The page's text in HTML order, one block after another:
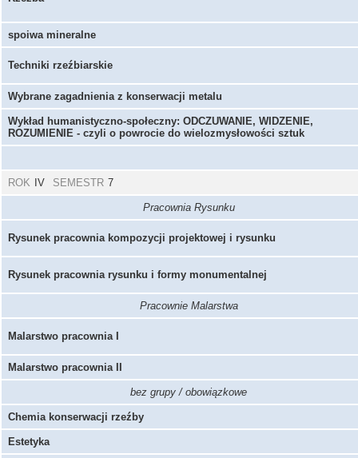
spoiwa mineralne
Techniki rzeźbiarskie
Wybrane zagadnienia z konserwacji metalu
Wykład humanistyczno-społeczny: ODCZUWANIE, WIDZENIE,
ROZUMIENIE - czyli o powrocie do wielozmysłowości sztuk
ROK IV SEMESTR 7
Pracownia Rysunku
Rysunek pracownia kompozycji projektowej i rysunku
Rysunek pracownia rysunku i formy monumentalnej
Pracownie Malarstwa
Malarstwo pracownia I
Malarstwo pracownia II
bez grupy / obowiązkowe
Chemia konserwacji rzeźby
Estetyka